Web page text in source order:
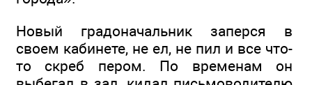
Новый градоначальник заперся в
своем кабинете, не ел, не пил и все что-
то скреб пером. По временам он